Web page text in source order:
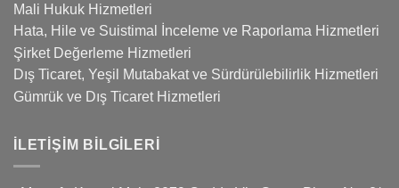
Mali Hukuk Hizmetleri
Hata, Hile ve Suistimal İnceleme ve Raporlama Hizmetleri
Şirket Değerleme Hizmetleri
Dış Ticaret, Yeşil Mutabakat ve Sürdürülebilirlik Hizmetleri
Gümrük ve Dış Ticaret Hizmetleri
İLETIŞIM BILGILERI